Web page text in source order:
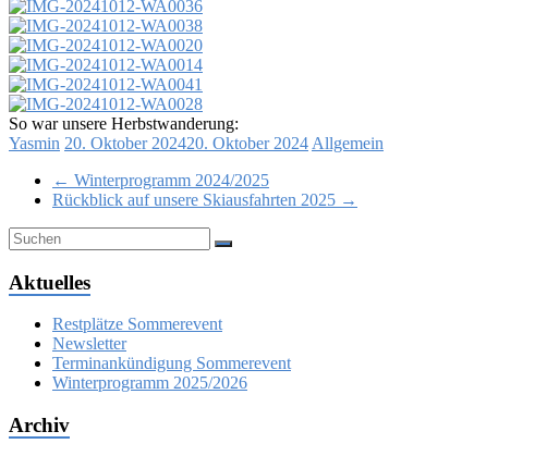
So war unsere Herbstwanderung:
Yasmin 20. Oktober 202420. Oktober 2024 Allgemein
← Winterprogramm 2024/2025
Rückblick auf unsere Skiausfahrten 2025 →
Aktuelles
Restplätze Sommerevent
Newsletter
Terminankündigung Sommerevent
Winterprogramm 2025/2026
Archiv